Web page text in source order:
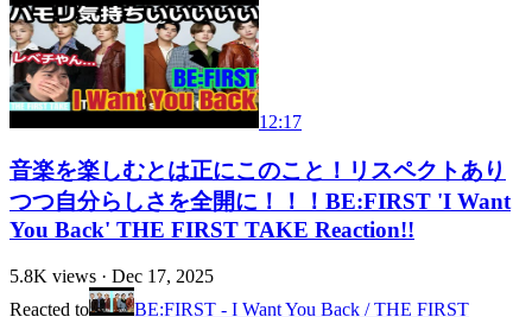
12:17
音楽を楽しむとは正にこのこと！リスペクトあり
つつ自分らしさを全開に！！！BE:FIRST 'I Want
You Back' THE FIRST TAKE Reaction!!
5.8K views · Dec 17, 2025
Reacted to
BE:FIRST - I Want You Back / THE FIRST